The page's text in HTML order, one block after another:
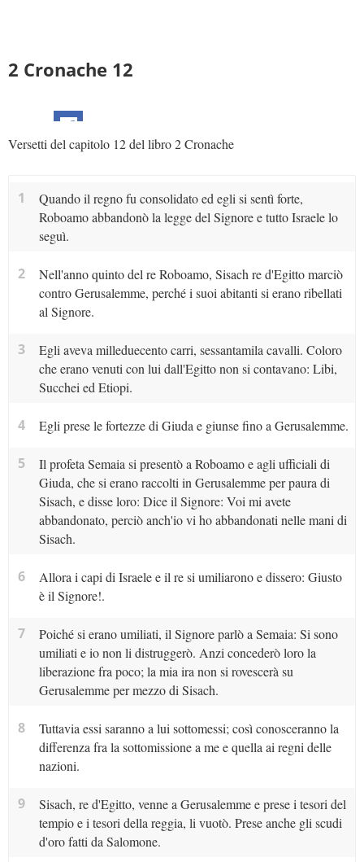
2 Cronache 12
Versetti del capitolo 12 del libro 2 Cronache
1
Quando il regno fu consolidato ed egli si sentì forte,
Roboamo abbandonò la legge del Signore e tutto Israele lo
seguì.
2
Nell'anno quinto del re Roboamo, Sisach re d'Egitto marciò
contro Gerusalemme, perché i suoi abitanti si erano ribellati
al Signore.
3
Egli aveva milleduecento carri, sessantamila cavalli. Coloro
che erano venuti con lui dall'Egitto non si contavano: Libi,
Succhei ed Etiopi.
4 Egli prese le fortezze di Giuda e giunse fino a Gerusalemme.
5
Il profeta Semaia si presentò a Roboamo e agli ufficiali di
Giuda, che si erano raccolti in Gerusalemme per paura di
Sisach, e disse loro: Dice il Signore: Voi mi avete
abbandonato, perciò anch'io vi ho abbandonati nelle mani di
Sisach.
6
Allora i capi di Israele e il re si umiliarono e dissero: Giusto
è il Signore!.
7
Poiché si erano umiliati, il Signore parlò a Semaia: Si sono
umiliati e io non li distruggerò. Anzi concederò loro la
liberazione fra poco; la mia ira non si rovescerà su
Gerusalemme per mezzo di Sisach.
8
Tuttavia essi saranno a lui sottomessi; così conosceranno la
differenza fra la sottomissione a me e quella ai regni delle
nazioni.
9
Sisach, re d'Egitto, venne a Gerusalemme e prese i tesori del
tempio e i tesori della reggia, li vuotò. Prese anche gli scudi
d'oro fatti da Salomone.